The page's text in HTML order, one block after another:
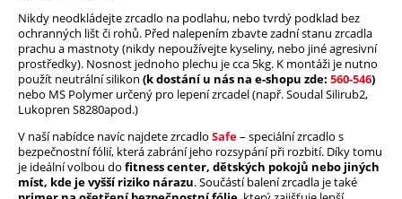
Nikdy neodkládejte zrcadlo na podlahu, nebo tvrdý podklad bez
ochranných lišt či rohů. Před nalepením zbavte zadní stanu zrcadla
prachu a mastnoty (nikdy nepoužívejte kyseliny, nebo jiné agresivní
prostředky). Nosnost jednoho plechu je cca 5kg. K montáži je nutno
použít neutrální silikon (k dostání u nás na e-shopu zde: 560-546)
nebo MS Polymer určený pro lepení zrcadel (např. Soudal Silirub2,
Lukopren S8280apod.)
V naší nabídce navíc najdete zrcadlo Safe– speciální zrcadlo s
bezpečnostní fólií, která zabrání jeho rozsypání při rozbití. Díky tomu
je ideální volbou do fitness center, dětských pokojů nebo jiných
míst, kde je vyšší riziko nárazu. Součástí balení zrcadla je také